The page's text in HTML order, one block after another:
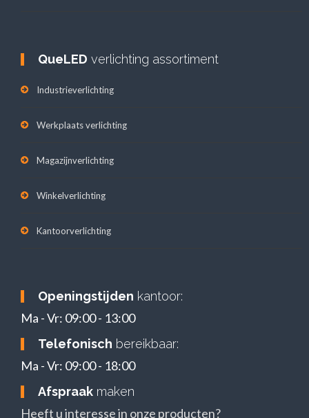
QueLED verlichting assortiment
Industrieverlichting
Werkplaats verlichting
Magazijnverlichting
Winkelverlichting
Kantoorverlichting
Openingstijden kantoor:
Ma - Vr: 09:00 - 13:00
Telefonisch bereikbaar:
Ma - Vr: 09:00 - 18:00
Afspraak maken
Heeft u interesse in onze producten?